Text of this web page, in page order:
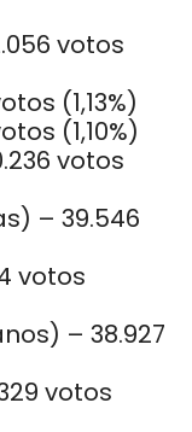
votos
(1,13%)
(1,10%)
votos
– 39.546
votos
– 38.927
votos